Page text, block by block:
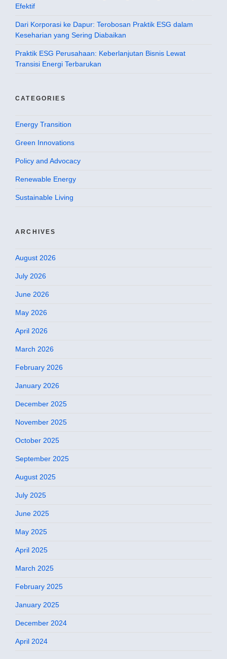
Efektif
Dari Korporasi ke Dapur: Terobosan Praktik ESG dalam
Keseharian yang Sering Diabaikan
Praktik ESG Perusahaan: Keberlanjutan Bisnis Lewat
Transisi Energi Terbarukan
CATEGORIES
Energy Transition
Green Innovations
Policy and Advocacy
Renewable Energy
Sustainable Living
ARCHIVES
August 2026
July 2026
June 2026
May 2026
April 2026
March 2026
February 2026
January 2026
December 2025
November 2025
October 2025
September 2025
August 2025
July 2025
June 2025
May 2025
April 2025
March 2025
February 2025
January 2025
December 2024
April 2024